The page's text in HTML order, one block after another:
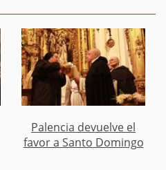
Palencia devuelve el
favor a Santo Domingo